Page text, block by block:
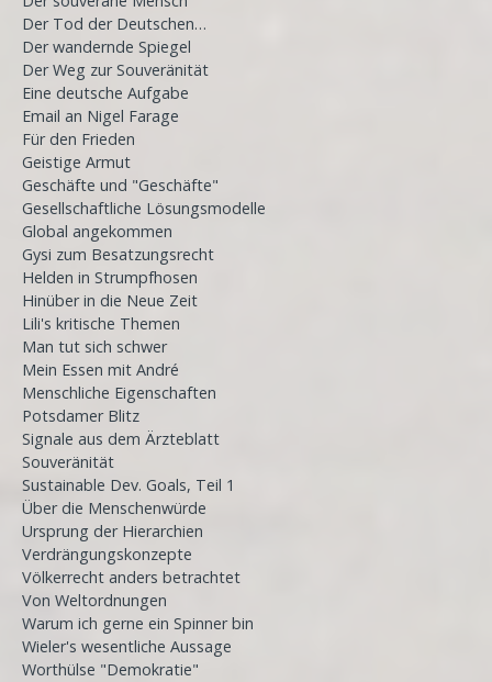
Der Tod der Deutschen…
Der wandernde Spiegel
Der Weg zur Souveränität
Eine deutsche Aufgabe
Email an Nigel Farage
Für den Frieden
Geistige Armut
Geschäfte und "Geschäfte"
Gesellschaftliche Lösungsmodelle
Global angekommen
Gysi zum Besatzungsrecht
Helden in Strumpfhosen
Hinüber in die Neue Zeit
Lili's kritische Themen
Man tut sich schwer
Mein Essen mit André
Menschliche Eigenschaften
Potsdamer Blitz
Signale aus dem Ärzteblatt
Souveränität
Sustainable Dev. Goals, Teil 1
Über die Menschenwürde
Ursprung der Hierarchien
Verdrängungskonzepte
Völkerrecht anders betrachtet
Von Weltordnungen
Warum ich gerne ein Spinner bin
Wieler's wesentliche Aussage
Worthülse "Demokratie"